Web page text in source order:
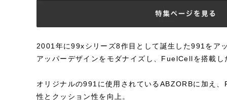
2001年に99xシリーズ8作目として誕生した991をア
アッパーデザインをモダナイズし、FuelCellを搭載し
オリジナルの991に使用されているABZORBに加え
性とクッション性を向上。